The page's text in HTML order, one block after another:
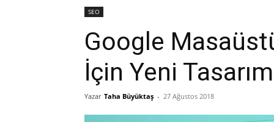
SEO
Google
İçin Yeni
Yazar Taha Büyüktaş - 27 Ağustos 2018